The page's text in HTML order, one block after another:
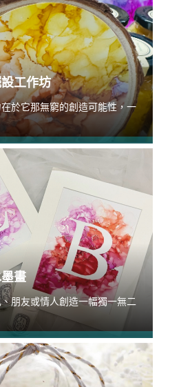
工作坊
於它那無窮的創造可能性，一
畫
朋友或情人創造一幅獨一無二